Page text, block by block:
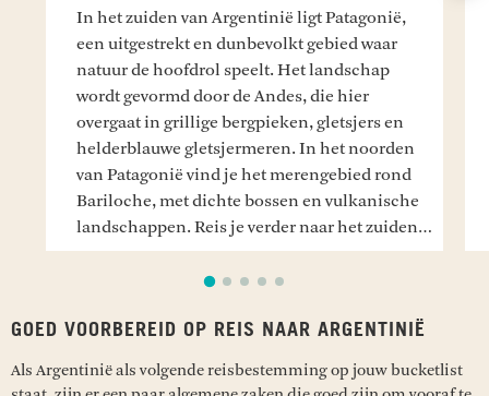
In het zuiden van Argentinië ligt Patagonië,
een uitgestrekt en dunbevolkt gebied waar
natuur de hoofdrol speelt. Het landschap
wordt gevormd door de Andes, die hier
overgaat in grillige bergpieken, gletsjers en
helderblauwe gletsjermeren. In het noorden
van Patagonië vind je het merengebied rond
Bariloche, met dichte bossen en vulkanische
landschappen. Reis je verder naar het zuiden,
dan kom je in Los Glaciares National Park,
waar de imposante Perito Moreno gletsjer zich
Atlantische kust verandert het landschap
zeeleeuwen en pinguïns te spotten. Patagonië
GOED VOORBEREID OP REIS NAAR ARGENTINIË
Als Argentinië als volgende reisbestemming op jouw bucketlist